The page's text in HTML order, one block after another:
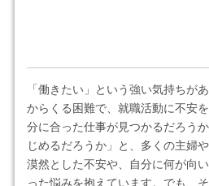
「働きたい」という強い気持ちが
からくる困難で、就職活動に不安
分に合った仕事が見つかるだろう
じめるだろうか」と、多くの主婦
漠然とした不安や、自分に何が向
った悩みを抱えています。でも、